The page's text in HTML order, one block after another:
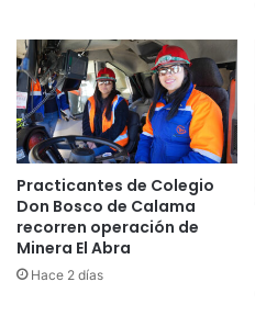
Practicantes de Colegio
Don Bosco de Calama
recorren operación de
Minera El Abra
Hace 2 días